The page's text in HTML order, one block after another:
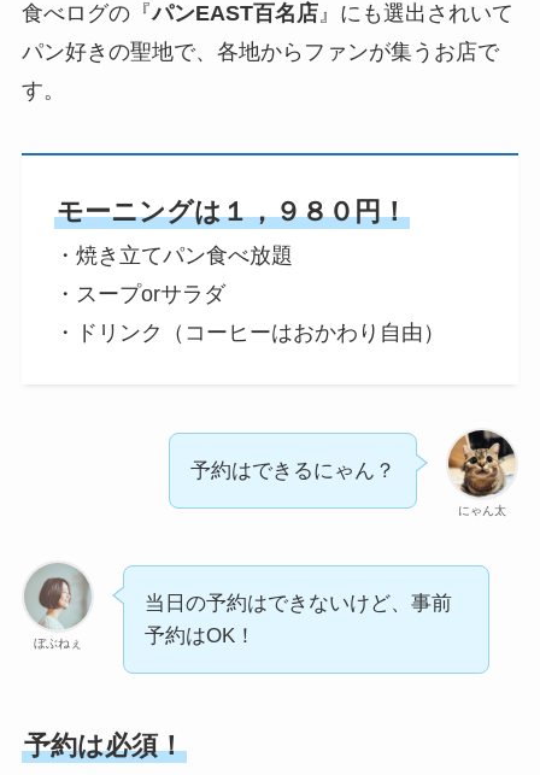
食べログの『パンEAST百名店』にも選出されいて
パン好きの聖地で、各地からファンが集うお店で
す。
モーニングは１，９８０円！
・焼き立てパン食べ放題
・スープorサラダ
・ドリンク（コーヒーはおかわり自由）
にゃん太
予約はできるにゃん？
ぼぶねぇ
当日の予約はできないけど、事前
予約はOK！
予約は必須！